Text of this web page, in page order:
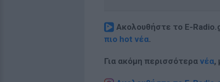
Ακολουθήστε το E-
πιο hot νέα.
Για ακόμη περισσότερα νέα,